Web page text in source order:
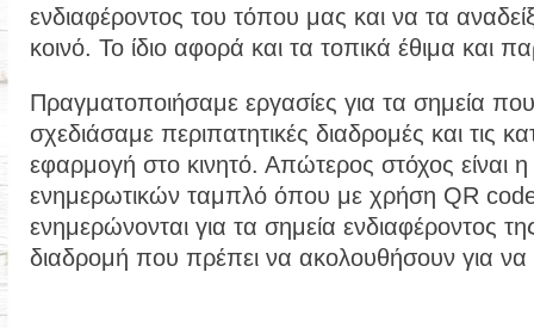
ενδιαφέροντος του τόπου μας και να τα
κοινό. Το ίδιο αφορά και τα τοπικά έθιμα και
Πραγματοποιήσαμε εργασίες για τα σημεία
σχεδιάσαμε περιπατητικές διαδρομές και τις
εφαρμογή στο κινητό. Απώτερος στόχος είναι η
ενημερωτικών ταμπλό όπου με χρήση QR code
ενημερώνονται για τα σημεία ενδιαφέροντος
διαδρομή που πρέπει να ακολουθήσουν για να